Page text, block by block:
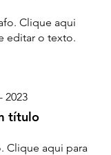
Clique aqui
editar o texto.
2023
título
Clique aqui para